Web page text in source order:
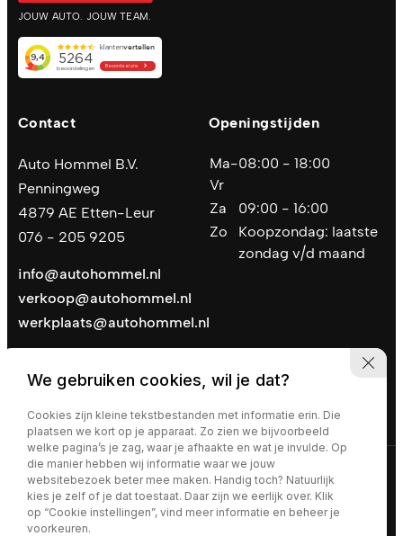
JOUW AUTO. JOUW TEAM.
Contact
Auto Hommel B.V.
Penningweg
4879 AE Etten-Leur
076 - 205 9205
info@autohommel.nl
verkoop@autohommel.nl
werkplaats@autohommel.nl
Openingstijden
Ma-
Vr
08:00 - 18:00
Za
09:00 - 16:00
Zo
Koopzondag: laatste
zondag v/d maand
Privacy policy | Algemene voorwaarden
We gebruiken cookies, wil je dat?
Cookies zijn kleine tekstbestanden met informatie erin. Die
plaatsen we kort op je apparaat. Zo zien we bijvoorbeeld
welke pagina’s je zag, waar je afhaakte en wat je invulde. Op
die manier hebben wij informatie waar we jouw
websitebezoek beter mee maken. Handig toch? Natuurlijk
kies je zelf of je dat toestaat. Daar zijn we eerlijk over. Klik
op “Cookie instellingen”, vind meer informatie en beheer je
voorkeuren.